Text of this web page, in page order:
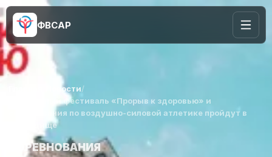
ФВСАР
Новости/
Спортивный фестиваль «Прорыв к здоровью» и
соревнования по воздушно-силовой атлетике пройдут в
г.Городище
СОРЕВНОВАНИЯ